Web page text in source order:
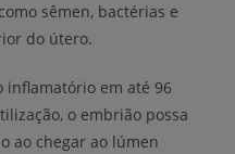
sêmen, bactérias e
do útero.
inflamatório em até 96
o embrião possa
ao chegar ao lúmen